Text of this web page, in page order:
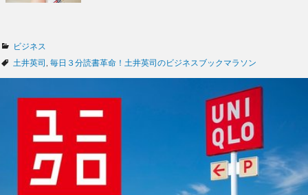
カ
テ
ー
ビジネス
タ
土井英司 毎日３分読書革命！土井英司のビジネスブックマラソン